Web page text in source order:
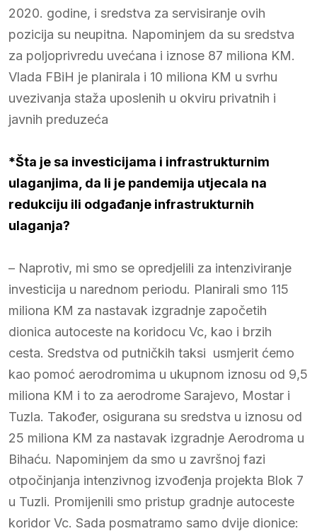
2020. godine, i sredstva za servisiranje ovih
pozicija su neupitna. Napominjem da su sredstva
za poljoprivredu uvećana i iznose 87 miliona KM.
Vlada FBiH je planirala i 10 miliona KM u svrhu
uvezivanja staža uposlenih u okviru privatnih i
javnih preduzeća
*Šta je sa investicijama i infrastrukturnim
ulaganjima, da li je pandemija utjecala na
redukciju ili odgađanje infrastrukturnih
ulaganja?
– Naprotiv, mi smo se opredjelili za intenziviranje
investicija u narednom periodu. Planirali smo 115
miliona KM za nastavak izgradnje započetih
dionica autoceste na koridocu Vc, kao i brzih
cesta. Sredstva od putničkih taksi usmjerit ćemo
kao pomoć aerodromima u ukupnom iznosu od 9,5
miliona KM i to za aerodrome Sarajevo, Mostar i
Tuzla. Također, osigurana su sredstva u iznosu od
25 miliona KM za nastavak izgradnje Aerodroma u
Bihaću. Napominjem da smo u završnoj fazi
otpočinjanja intenzivnog izvođenja projekta Blok 7
u Tuzli. Promijenili smo pristup gradnje autoceste
koridor Vc. Sada posmatramo samo dvije dionice: